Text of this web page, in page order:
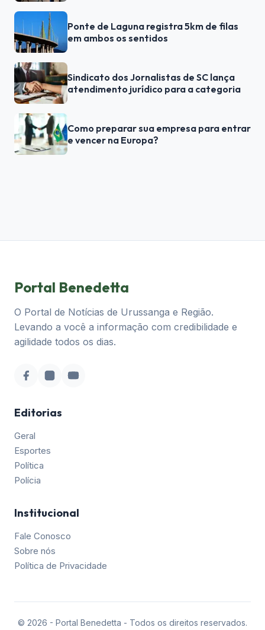
Ponte de Laguna registra 5km de filas
em ambos os sentidos
Sindicato dos Jornalistas de SC lança
atendimento jurídico para a categoria
Como preparar sua empresa para entrar
e vencer na Europa?
Portal Benedetta
O Portal de Notícias de Urussanga e Região.
Levando a você a informação com credibilidade e
agilidade todos os dias.
Editorias
Geral
Esportes
Política
Polícia
Institucional
Fale Conosco
Sobre nós
Política de Privacidade
© 2026 - Portal Benedetta - Todos os direitos reservados.